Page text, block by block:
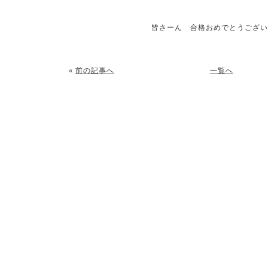
皆さーん 合格おめでとうござ
« 前の記事へ 一覧へ